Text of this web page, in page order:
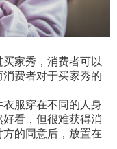
家秀，消费者可以
费者对于买家秀的
服穿在不同的人身
看，但很难获得消
的同意后，放置在